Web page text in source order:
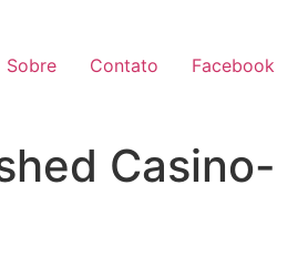
Sobre Contato Facebook
Casino-